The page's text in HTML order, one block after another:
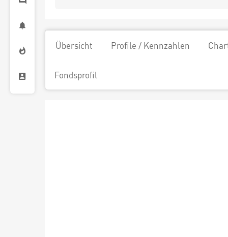
Übersicht Profile / Kennzahlen
Fondsprofil